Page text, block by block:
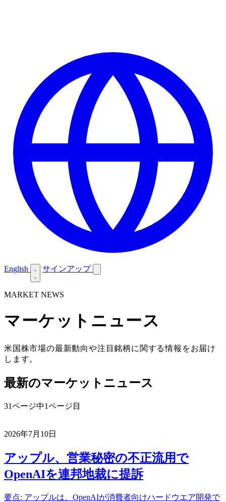
English サインアップ
MARKET NEWS
マーケットニュース
米国株市場の最新動向や注目銘柄に関する情報をお届け
します。
最新のマーケットニュース
31ページ中1ページ目
2026年7月10日
アップル、営業秘密の不正流用で
OpenAIを連邦地裁に提訴
要点: アップルは、OpenAIが消費者向けハードウエア開発で